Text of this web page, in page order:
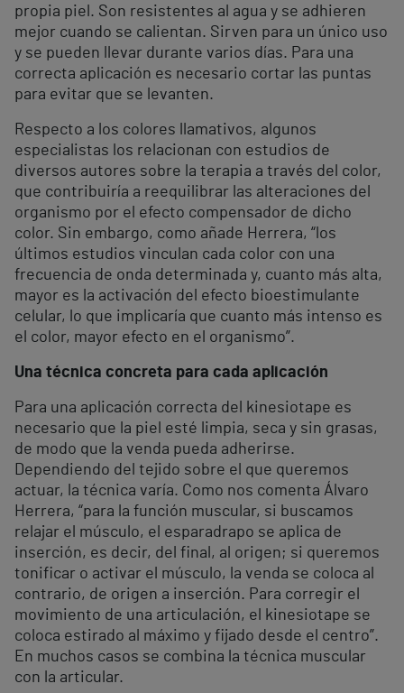
propia piel. Son resistentes al agua y se adhieren
mejor cuando se calientan. Sirven para un único uso
y se pueden llevar durante varios días. Para una
correcta aplicación es necesario cortar las puntas
para evitar que se levanten.
Respecto a los colores llamativos, algunos
especialistas los relacionan con estudios de
diversos autores sobre la terapia a través del color,
que contribuiría a reequilibrar las alteraciones del
organismo por el efecto compensador de dicho
color. Sin embargo, como añade Herrera, “los
últimos estudios vinculan cada color con una
frecuencia de onda determinada y, cuanto más alta,
mayor es la activación del efecto bioestimulante
celular, lo que implicaría que cuanto más intenso es
el color, mayor efecto en el organismo”.
Una técnica concreta para cada aplicación
Para una aplicación correcta del kinesiotape es
necesario que la piel esté limpia, seca y sin grasas,
de modo que la venda pueda adherirse.
Dependiendo del tejido sobre el que queremos
actuar, la técnica varía. Como nos comenta Álvaro
Herrera, “para la función muscular, si buscamos
relajar el músculo, el esparadrapo se aplica de
inserción, es decir, del final, al origen; si queremos
tonificar o activar el músculo, la venda se coloca al
contrario, de origen a inserción. Para corregir el
movimiento de una articulación, el kinesiotape se
coloca estirado al máximo y fijado desde el centro”.
En muchos casos se combina la técnica muscular
con la articular.